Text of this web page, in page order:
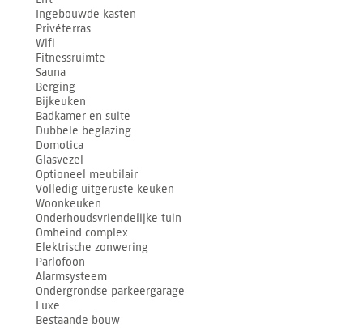
Ingebouwde kasten
Privéterras
Wifi
Fitnessruimte
Sauna
Berging
Bijkeuken
Badkamer en suite
Dubbele beglazing
Domotica
Glasvezel
Optioneel meubilair
Volledig uitgeruste keuken
Woonkeuken
Onderhoudsvriendelijke tuin
Omheind complex
Elektrische zonwering
Parlofoon
Alarmsysteem
Ondergrondse parkeergarage
Luxe
Bestaande bouw